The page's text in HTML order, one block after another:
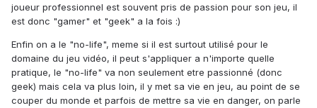
joueur professionnel est souvent pris de passion pour son jeu, il
est donc "gamer" et "geek" a la fois :)
Enfin on a le "no-life", meme si il est surtout utilisé pour le
domaine du jeu vidéo, il peut s'appliquer a n'importe quelle
pratique, le "no-life" va non seulement etre passionné (donc
geek) mais cela va plus loin, il y met sa vie en jeu, au point de se
couper du monde et parfois de mettre sa vie en danger, on parle